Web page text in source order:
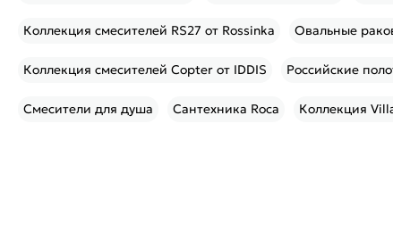
Коллекция смесителей RS27 от Rossinka Овальные
Коллекция смесителей Copter от IDDIS Российские
Смесители для душа Сантехника Roca Коллекция